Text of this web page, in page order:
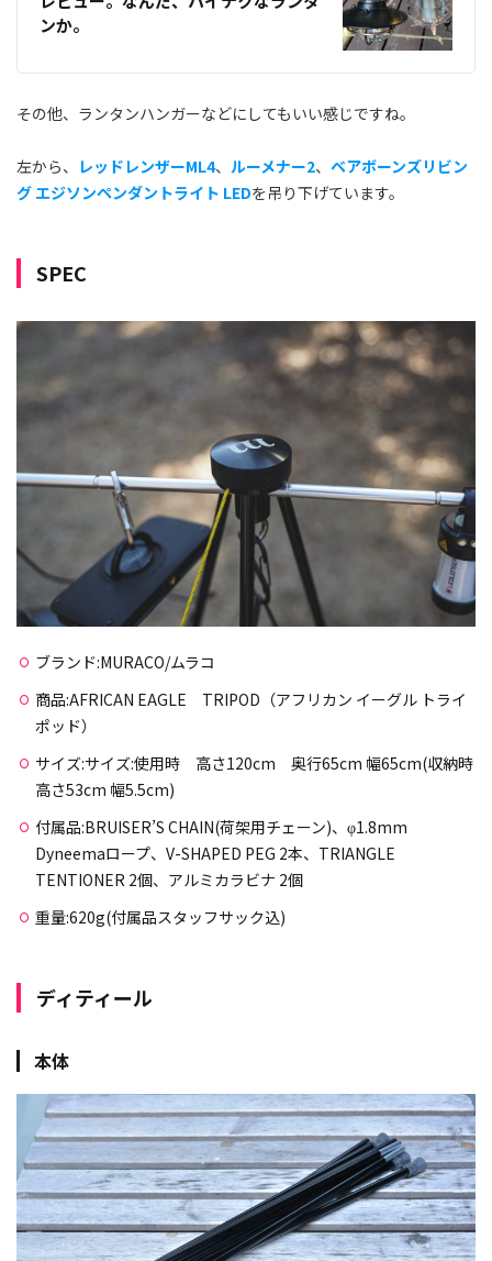
ンか。
その他、ランタンハンガーなどにしてもいい感じですね。
左から、 レッドレンザーML4、 ルーメナー2、 ベアボーンズリビン
グ エジソンペンダントライト LEDを吊り下げています。
SPEC
ブランド:MURACO/ムラコ
商品:AFRICAN EAGLE TRIPOD（アフリカン イーグル トライ
ポッド）
サイズ:サイズ:使用時 高さ120cm 奥行65cm 幅65cm(収納時
高さ53cm 幅5.5cm)
付属品:BRUISER’S CHAIN(荷架用チェーン)、φ1.8mm
Dyneemaロープ、V-SHAPED PEG 2本、TRIANGLE
TENTIONER 2個、アルミカラビナ 2個
重量:620g(付属品スタッフサック込)
ディティール
本体